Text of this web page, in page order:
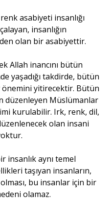
asabiyeti insanlığı
insanlığın
olan bir asabiyettir.
Allah inancını bütün
yaşadığı takdirde, bütün
önemini yitirecektir. Bütün
düzenleyen Müslüman­lar
kurulabilir. Irk, renk, dil,
olan insani
insanlık aynı temel
taşıyan insanların,
bu insanlar için bir
olamaz.